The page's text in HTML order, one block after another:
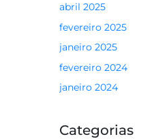
abril 2025
fevereiro 2025
janeiro 2025
fevereiro 2024
janeiro 2024
Categorias